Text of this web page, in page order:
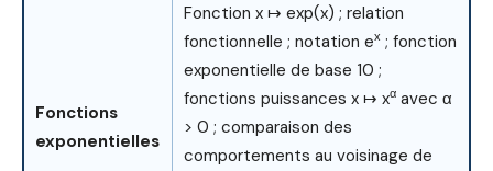
Fonctions
exponentielles
Fonction x ↦ exp(x) ; relation
fonctionnelle ; notation ex ; fonction
exponentielle de base 10 ;
fonctions puissances x ↦ xα avec α
> 0 ; comparaison des
comportements au voisinage de